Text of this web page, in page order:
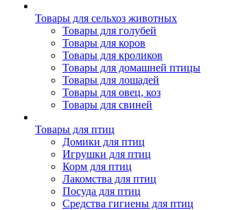
Товары для сельхоз животных
Товары для голубей
Товары для коров
Товары для кроликов
Товары для домашней птицы
Товары для лошадей
Товары для овец, коз
Товары для свиней
Товары для птиц
Домики для птиц
Игрушки для птиц
Корм для птиц
Лакомства для птиц
Посуда для птиц
Средства гигиены для птиц